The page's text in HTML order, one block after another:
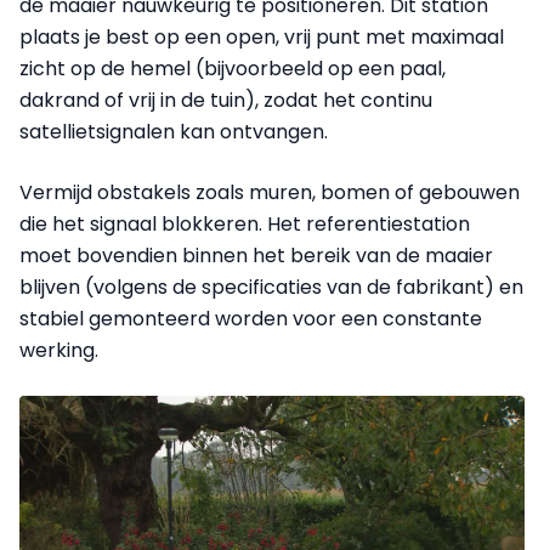
plaats je best op een open, vrij punt met maximaal
zicht op de hemel (bijvoorbeeld op een paal,
dakrand of vrij in de tuin), zodat het continu
satellietsignalen kan ontvangen.
Vermijd obstakels zoals muren, bomen of gebouwen
die het signaal blokkeren. Het referentiestation
moet bovendien binnen het bereik van de maaier
blijven (volgens de specificaties van de fabrikant) en
stabiel gemonteerd worden voor een constante
werking.